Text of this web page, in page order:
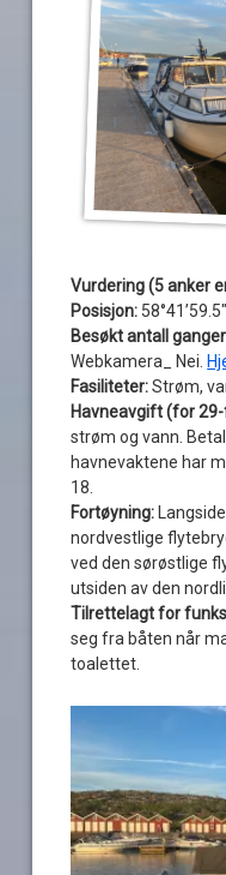
Vurdering (5 anker
Posisjon:
Besøkt antall
Webkamera_ Nei.
Fasiliteter:Strøm,
Havneavgift (for
strøm og vann.
havnevaktene har
18.
Fortøyning:
nordvestlige
ved den sørøstlige
utsiden av den
Tilrettelagt for
seg fra båten når
toalettet.